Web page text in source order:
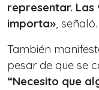
representar.
importa», señaló.
También
pesar de que se
“Necesito que